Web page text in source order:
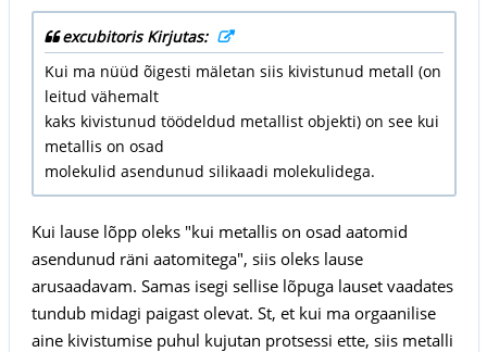
excubitoris Kirjutas:
Kui ma nüüd õigesti mäletan siis kivistunud metall (on
leitud vähemalt
kaks kivistunud töödeldud metallist objekti) on see kui
metallis on osad
molekulid asendunud silikaadi molekulidega.
Kui lause lõpp oleks "kui metallis on osad aatomid
asendunud räni aatomitega", siis oleks lause
arusaadavam. Samas isegi sellise lõpuga lauset vaadates
tundub midagi paigast olevat. St, et kui ma orgaanilise
aine kivistumise puhul kujutan protsessi ette, siis metalli